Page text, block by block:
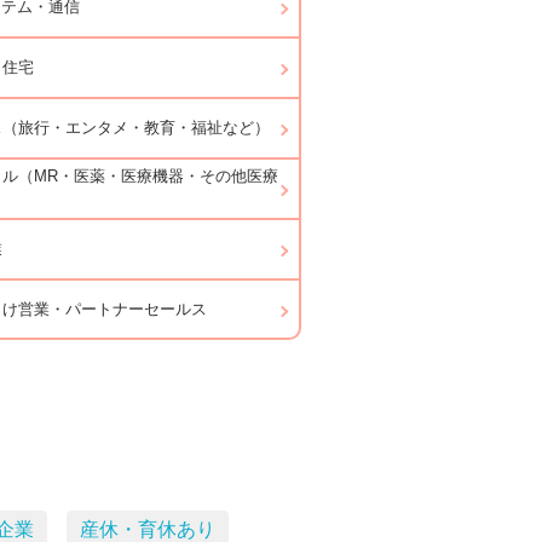
ム・通信
宅
旅行・エンタメ・教育・福祉など）
（MR・医薬・医療機器・その他医療
営業・パートナーセールス
業 産休・育休あり